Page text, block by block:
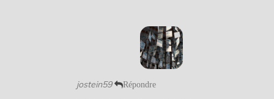
jostein59 Répondre